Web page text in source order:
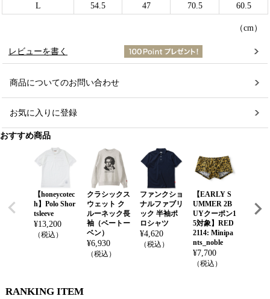
L
54.5 47 70.5 60.5
（cm）
レビューを書く
商品についてのお問い合わせ
お気に入りに登録
おすすめ商品
【honeycotec
h】Polo Shor
tsleeve
¥13,200
（税込）
クラシックス
ウェット ク
ルーネック長
袖（ベートー
ベン）
¥6,930
（税込）
ファンクショ
ナルファブリ
ック 半袖ポ
ロシャツ
¥4,620
（税込）
【EARLY S
UMMER 2B
UYクーポン1
5対象】RED
2114: Minipa
nts_noble
¥7,700
（税込）
RANKING ITEM